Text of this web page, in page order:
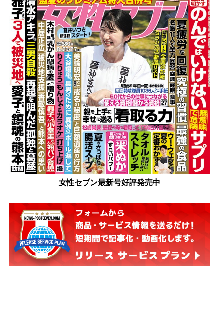
女性セブン最新号好評発売中